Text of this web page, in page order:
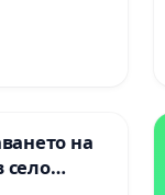
на
село